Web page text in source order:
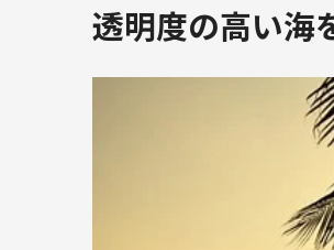
透明度の高い海